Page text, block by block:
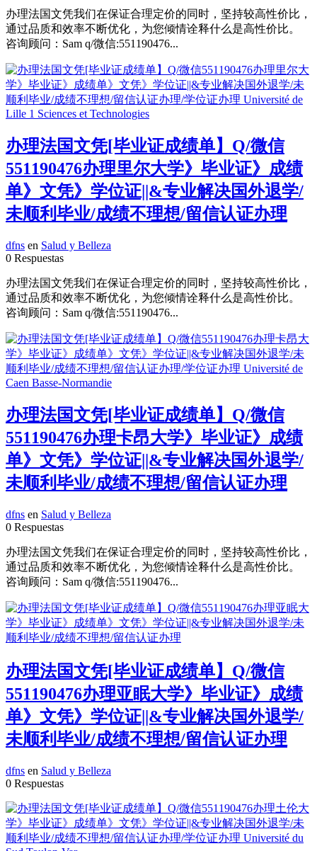
办理法国文凭我们在保证合理定价的同时，坚持较高性价比，
通过品质和效率不断优化，为您倾情诠释什么是高性价比。
咨询顾问：Sam q/微信:551190476...
办理法国文凭[毕业证成绩单】Q/微信
551190476办理里尔大学》毕业证》成绩
单》文凭》学位证||&专业解决国外退学/
未顺利毕业/成绩不理想/留信认证办理
dfns en Salud y Belleza
0 Respuestas
办理法国文凭我们在保证合理定价的同时，坚持较高性价比，
通过品质和效率不断优化，为您倾情诠释什么是高性价比。
咨询顾问：Sam q/微信:551190476...
办理法国文凭[毕业证成绩单】Q/微信
551190476办理卡昂大学》毕业证》成绩
单》文凭》学位证||&专业解决国外退学/
未顺利毕业/成绩不理想/留信认证办理
dfns en Salud y Belleza
0 Respuestas
办理法国文凭我们在保证合理定价的同时，坚持较高性价比，
通过品质和效率不断优化，为您倾情诠释什么是高性价比。
咨询顾问：Sam q/微信:551190476...
办理法国文凭[毕业证成绩单】Q/微信
551190476办理亚眠大学》毕业证》成绩
单》文凭》学位证||&专业解决国外退学/
未顺利毕业/成绩不理想/留信认证办理
dfns en Salud y Belleza
0 Respuestas